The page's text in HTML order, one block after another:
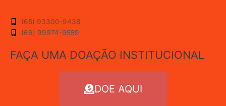
(65) 93300-9438
(66) 99974-9559
FAÇA UMA DOAÇÃO INSTITUCIONAL
DOE AQUI